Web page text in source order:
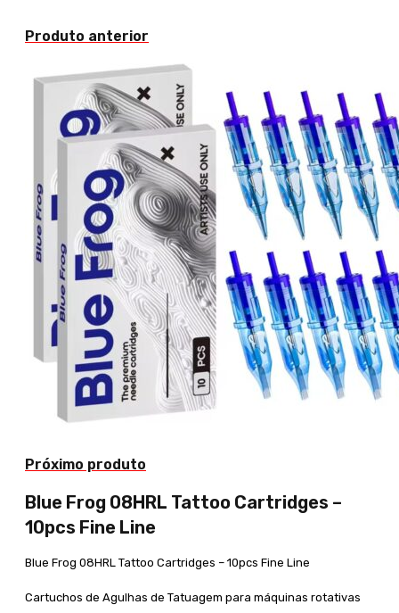
Produto anterior
Próximo produto
Blue Frog 08HRL Tattoo Cartridges –
10pcs Fine Line
Blue Frog 08HRL Tattoo Cartridges – 10pcs Fine Line
Cartuchos de Agulhas de Tatuagem para máquinas rotativas